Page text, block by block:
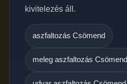
kivitelezés áll.
aszfaltozás Csömend
meleg aszfaltozás Csömend